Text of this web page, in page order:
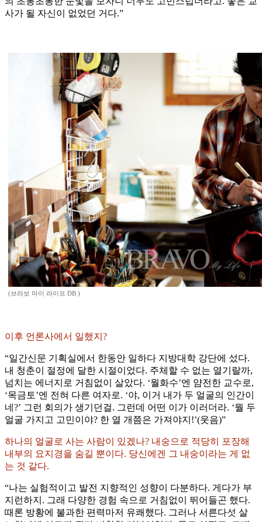
사가 될 자신이 없었던 거다.”
(브라보 마이 라이프 DB )
이후 언론사에서 일했지?
“일간신문 기획실에서 한동안 일하다 지방대학 강단에 섰다.
내 청춘이 절정에 달한 시절이었다. 주체할 수 없는 열기랄까,
넘치는 에너지로 거침없이 살았다. ‘월화수’엔 얌전한 교수로,
‘목금토’엔 전혀 다른 여자로. ‘야, 이거 내가 두 얼굴의 인간이
네?’ 그런 회의가 생기던걸. 그런데 어떤 이가 이러더라. ‘뭘 두
얼굴 가지고 고민이야? 한 열 개쯤은 가져야지!’(웃음)”
하나의 얼굴로 사는 사람이 있겠나? 내숭으로 적당히 포장해
내부의 요지경을 숨길 뿐이다. 당신에겐 그 내숭이라는 게 없
는 것 같다.
“나는 실험적이고 발전 지향적인 성향이 다분하다. 게다가 부
지런하지. 그래 다양한 경험 속으로 거침없이 뛰어들곤 했다.
때론 방황에 불과한 편력마저 유쾌했다. 그러나 서른다섯 살